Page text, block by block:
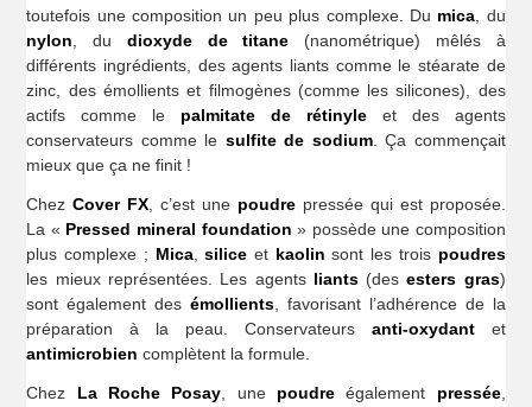
toutefois une composition un peu plus complexe. Du mica, du
nylon, du dioxyde de titane (nanométrique) mêlés à
différents ingrédients, des agents liants comme le stéarate de
zinc, des émollients et filmogènes (comme les silicones), des
actifs comme le palmitate de rétinyleet des agents
conservateurs comme le sulfite de sodium. Ça commençait
mieux que ça ne finit !
ChezCover FX, c’est une poudrepressée qui est proposée.
La « Pressed mineral foundation » possède une composition
plus complexe ; Mica,silice et kaolin sont les trois poudres
les mieux représentées. Les agents liants(desesters gras)
sont également desémollients, favorisant l’adhérence de la
préparation à la peau. Conservateurs anti-oxydantet
antimicrobien complètent la formule.
Chez La Roche Posay, une poudreégalement pressée,